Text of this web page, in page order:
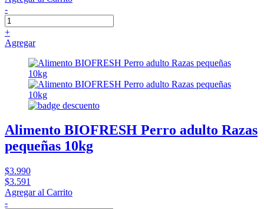
-
+
Agregar
Alimento BIOFRESH Perro adulto Razas
pequeñas 10kg
$3.990
$3.591
Agregar al Carrito
-